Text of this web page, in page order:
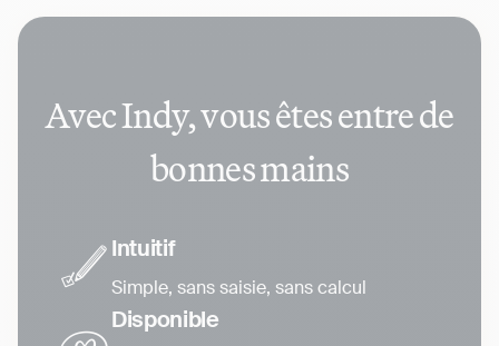
Avec Indy, vous êtes entre de
bonnes mains
Intuitif
Simple, sans saisie, sans calcul
Disponible